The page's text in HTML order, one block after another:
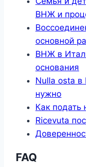
ВНЖ и
основной
ВНЖ в
основания
Nulla osta в
нужно
Как подать
Ricevuta
FAQ